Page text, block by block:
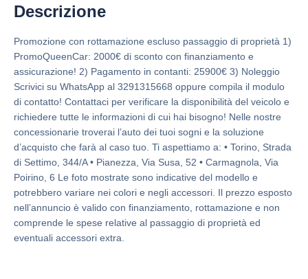
Descrizione
Promozione con rottamazione escluso passaggio di proprietà 1)
PromoQueenCar: 2000€ di sconto con finanziamento e
assicurazione! 2) Pagamento in contanti: 25900€ 3) Noleggio
Scrivici su WhatsApp al 3291315668 oppure compila il modulo
di contatto! Contattaci per verificare la disponibilità del veicolo e
richiedere tutte le informazioni di cui hai bisogno! Nelle nostre
concessionarie troverai l’auto dei tuoi sogni e la soluzione
d’acquisto che farà al caso tuo. Ti aspettiamo a: • Torino, Strada
di Settimo, 344/A • Pianezza, Via Susa, 52 • Carmagnola, Via
Poirino, 6 Le foto mostrate sono indicative del modello e
potrebbero variare nei colori e negli accessori. Il prezzo esposto
nell’annuncio è valido con finanziamento, rottamazione e non
comprende le spese relative al passaggio di proprietà ed
eventuali accessori extra.